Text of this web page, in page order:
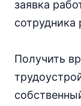
заявка
сотрудника
Получить